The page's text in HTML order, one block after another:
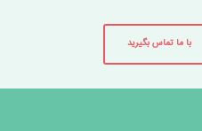
با ما تماس بگیرید